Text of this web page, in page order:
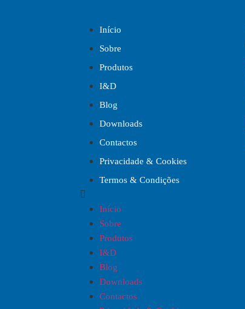
Início
Sobre
Produtos
I&D
Blog
Downloads
Contactos
Privacidade & Cookies
Termos & Condições
Início
Sobre
Produtos
I&D
Blog
Downloads
Contactos